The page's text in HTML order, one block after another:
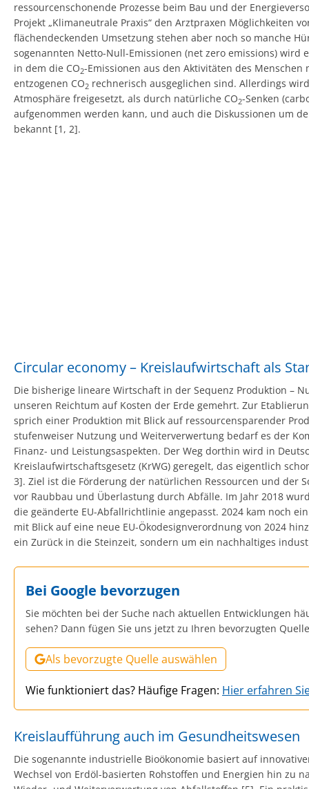
ressourcenschonende Prozesse beim Bau und der
Projekt „Klimaneutrale Praxis“ den Arztpraxen Möglichkeiten
flächendeckenden Umsetzung stehen aber noch so manche
sogenannten Netto-Null-Emissionen (net zero emissions) wird
in dem die CO2-Emissionen aus den Aktivitäten des
entzogenen CO2 rechnerisch ausgeglichen sind. Allerdings
Atmosphäre freigesetzt, als durch natürliche CO2-Senken
aufgenommen werden kann, und auch die Diskussionen um
bekannt [1, 2].
Circular economy – Kreislaufwirtschaft als
Die bisherige lineare Wirtschaft in der Sequenz Produktion –
unseren Reichtum auf Kosten der Erde gemehrt. Zur
sprich einer Produktion mit Blick auf ressourcensparender
stufenweiser Nutzung und Weiterverwertung bedarf es der
Finanz- und Leistungsaspekten. Der Weg dorthin wird in
Kreislaufwirtschaftsgesetz (KrWG) geregelt, das eigentlich
3]. Ziel ist die Förderung der natürlichen Ressourcen und der
vor Raubbau und Überlastung durch Abfälle. Im Jahr 2018
die geänderte EU-Abfallrichtlinie angepasst. 2024 kam noch
mit Blick auf eine neue EU-Ökodesignverordnung von 2024
ein Zurück in die Steinzeit, sondern um ein nachhaltiges
Bei Google bevorzugen
Sie möchten bei der Suche nach aktuellen Entwicklungen
sehen? Dann fügen Sie uns jetzt zu Ihren bevorzugten
Als bevorzugte Quelle auswählen
Wie funktioniert das? Häufige Fragen: Hier erfahren
Kreislaufführung auch im Gesundheitswesen
Die sogenannte industrielle Bioökonomie basiert auf
Wechsel von Erdöl-basierten Rohstoffen und Energien hin zu